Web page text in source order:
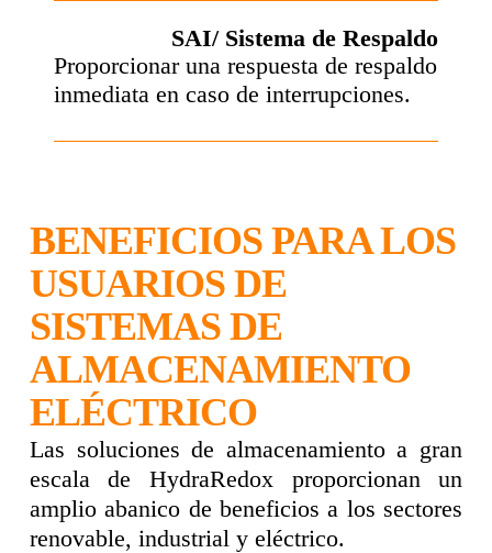
SAI/ Sistema de Respaldo
Proporcionar una respuesta de respaldo
inmediata en caso de interrupciones.
BENEFICIOS PARA LOS
USUARIOS DE
SISTEMAS DE
ALMACENAMIENTO
ELÉCTRICO
Las soluciones de almacenamiento a gran
escala de HydraRedox proporcionan un
amplio abanico de beneficios a los sectores
renovable, industrial y eléctrico.